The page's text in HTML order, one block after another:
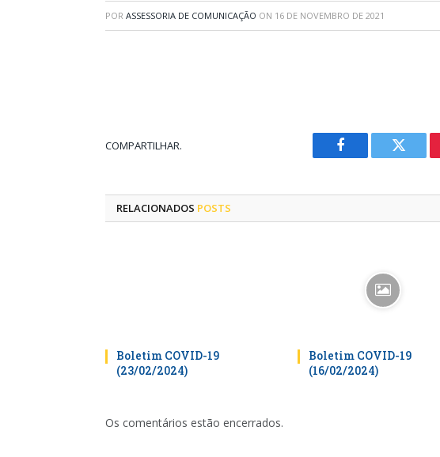
POR ASSESSORIA DE COMUNICAÇÃO ON 16 DE NOVEMBRO DE 2021
COMPARTILHAR.
Facebook Twitter
RELACIONADOS POSTS
Boletim COVID-19
(23/02/2024)
Boletim COVID-19
(16/02/2024)
Os comentários estão encerrados.